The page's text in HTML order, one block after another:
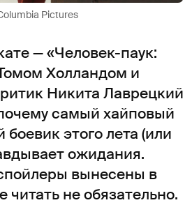
Pictures
— «Человек-паук:
Холландом и
Никита Лаврецкий
самый хайповый
боевик этого лета (или
ожидания.
вынесены в
читать не обязательно.